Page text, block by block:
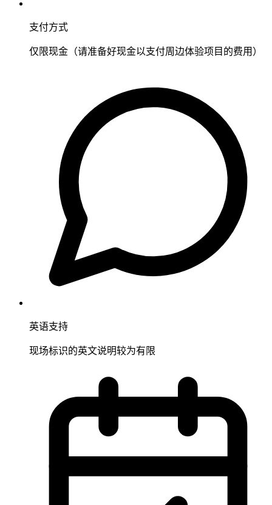
支付方式
仅限现金（请准备好现金以支付周边体验项目的费用）
英语支持
现场标识的英文说明较为有限